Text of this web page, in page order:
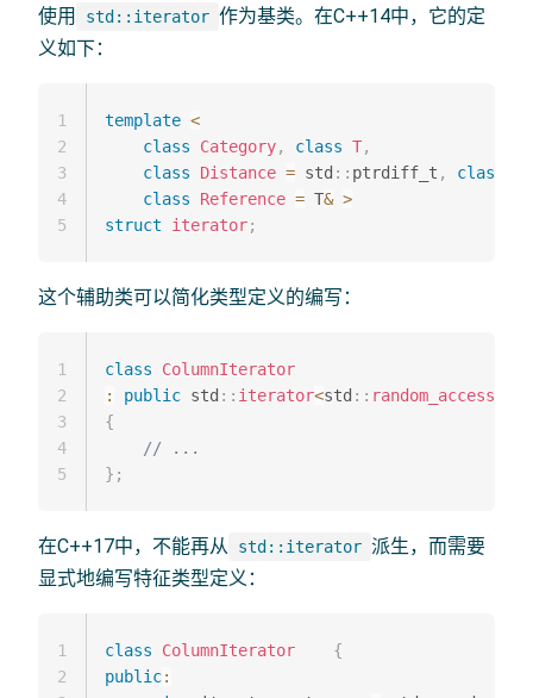
使用
std::iterator 作为基类。在C++14中，它的定
义如下：
template <
class
Category, class T,
class
Distance = std :: ptrdiff_t , class
class
Reference = T& >
struct
iterator;
1
2
3
4
5
这个辅助类可以简化类型定义的编写：
class
ColumnIterator
:
public std :: iterator<std ::
{
// ...
} ;
1
2
3
4
5
在C++17中，不能再从 std::iterator 派生，而需要
显式地编写特征类型定义：
class ColumnIterator
{
public:
1
2